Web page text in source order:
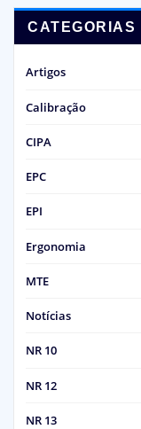
CATEGORIAS
Artigos
Calibração
CIPA
EPC
EPI
Ergonomia
MTE
Notícias
NR 10
NR 12
NR 13